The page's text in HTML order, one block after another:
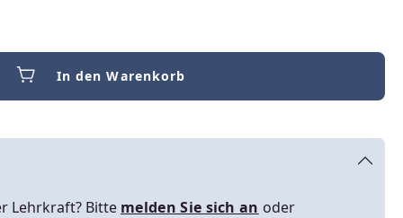
In den Warenkorb
Lehrkraft? Bitte melden Sie sich an oder